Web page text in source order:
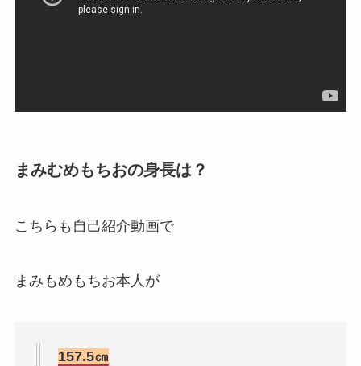
まみむめもちおの身長は？
こちらも自己紹介動画で
まみもめもちお本人が
157.5㎝